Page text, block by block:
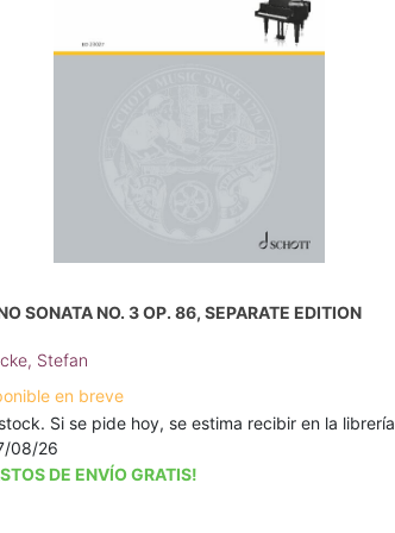
SONATA NO. 3 OP. 86, SEPARATE EDITION
Stefan
en breve
Si se pide hoy, se estima recibir en la librería
08/26
DE ENVÍO GRATIS!